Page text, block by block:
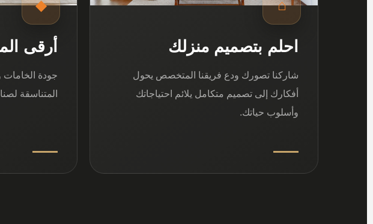
⌂
احلم بتصميم منزلك
شاركنا تصورك ودع فريقنا المتخصص يحول
أفكارك إلى تصميم متكامل يلائم احتياجاتك
وأسلوب حياتك.
◆
أرقى
جودة الخامات
المتناسقة